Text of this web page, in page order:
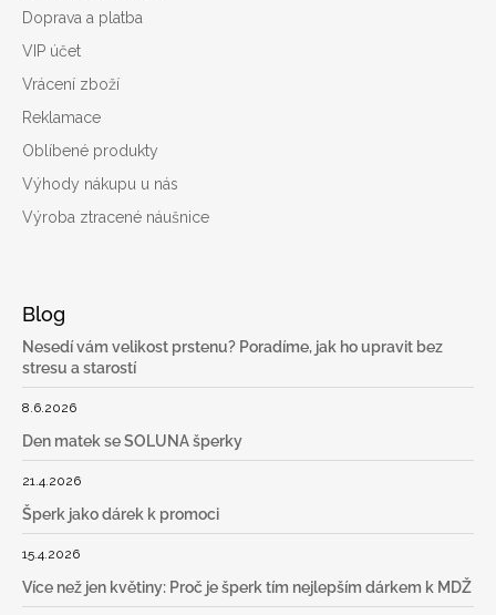
Doprava a platba
VIP účet
Vrácení zboží
Reklamace
Oblíbené produkty
Výhody nákupu u nás
Výroba ztracené náušnice
Blog
Nesedí vám velikost prstenu? Poradíme, jak ho upravit bez
stresu a starostí
8.6.2026
Den matek se SOLUNA šperky
21.4.2026
Šperk jako dárek k promoci
15.4.2026
Více než jen květiny: Proč je šperk tím nejlepším dárkem k MDŽ